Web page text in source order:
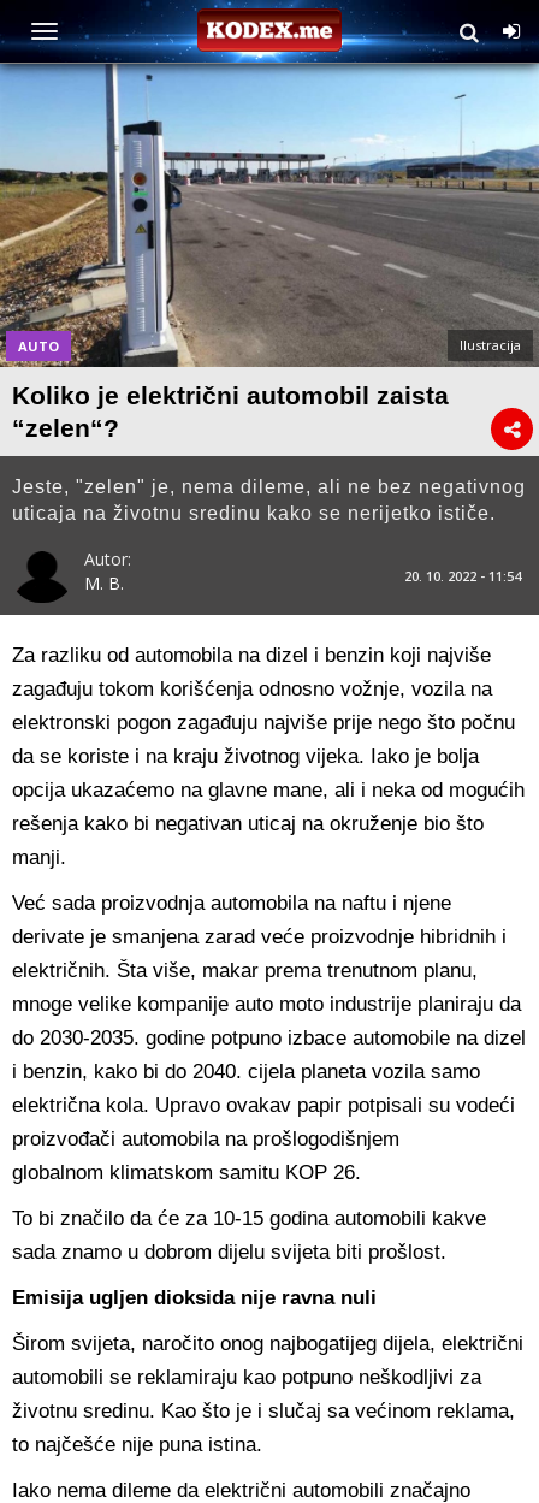
AUTO Ilustracija
Koliko je električni automobil zaista
“zelen“?
Jeste, "zelen" je, nema dileme, ali ne bez negativnog
uticaja na životnu sredinu kako se nerijetko ističe.
Autor:
M. B.
20. 10. 2022 - 11:54
Za razliku od automobila na dizel i benzin koji najviše
zagađuju tokom korišćenja odnosno vožnje, vozila na
elektronski pogon zagađuju najviše prije nego što počnu
da se koriste i na kraju životnog vijeka. Iako je bolja
opcija ukazaćemo na glavne mane, ali i neka od mogućih
rešenja kako bi negativan uticaj na okruženje bio što
manji.
Već sada proizvodnja automobila na naftu i njene
derivate je smanjena zarad veće proizvodnje hibridnih i
električnih. Šta više, makar prema trenutnom planu,
mnoge velike kompanije auto moto industrije planiraju da
do 2030-2035. godine potpuno izbace automobile na dizel
i benzin, kako bi do 2040. cijela planeta vozila samo
električna kola. Upravo ovakav papir potpisali su vodeći
proizvođači automobila na prošlogodišnjem
globalnom klimatskom samitu KOP 26.
To bi značilo da će za 10-15 godina automobili kakve
sada znamo u dobrom dijelu svijeta biti prošlost.
Emisija ugljen dioksida nije ravna nuli
Širom svijeta, naročito onog najbogatijeg dijela, električni
automobili se reklamiraju kao potpuno neškodljivi za
životnu sredinu. Kao što je i slučaj sa većinom reklama,
to najčešće nije puna istina.
Iako nema dileme da električni automobili značajno